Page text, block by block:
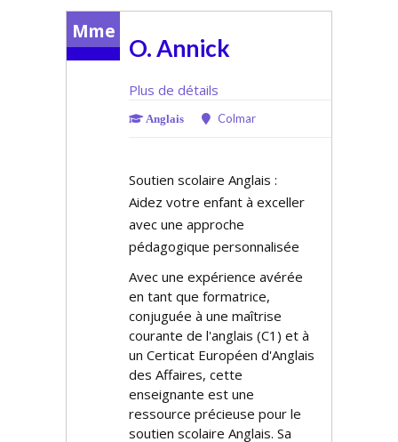
Mme
O. Annick
Plus de détails
Anglais Colmar
Soutien scolaire Anglais :
Aidez votre enfant à exceller
avec une approche
pédagogique personnalisée
Avec une expérience avérée
en tant que formatrice,
conjuguée à une maîtrise
courante de l'anglais (C1) et à
un Certificat Européen d'Anglais
des Affaires, cette
enseignante est une
ressource précieuse pour le
soutien scolaire Anglais. Sa